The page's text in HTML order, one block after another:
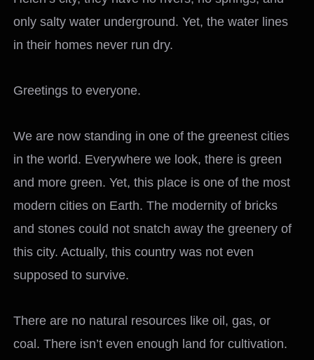
only salty water underground. Yet, the water lines
in their homes never run dry.
Greetings to everyone.
We are now standing in one of the greenest cities
in the world. Everywhere we look, there is green
and more green. Yet, this place is one of the most
modern cities on Earth. The modernity of bricks
and stones could not snatch away the greenery of
this city. Actually, this country was not even
supposed to survive.
There are no natural resources like oil, gas, or
coal. There isn’t even enough land for cultivation.